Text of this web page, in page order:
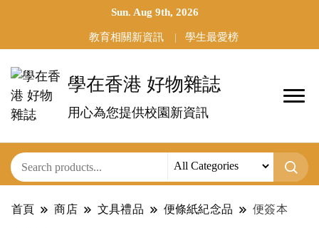
Sun. Aug 9th, 2026
教育相關新資訊 學生最愛榜
學在香港 好物雜誌
用心為您提供校園新資訊
首頁 商店 文具禮品 便條紙紀念品 便簽本